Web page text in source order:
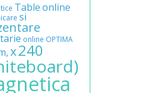
Tableonline
si
online OPTIMA
x240